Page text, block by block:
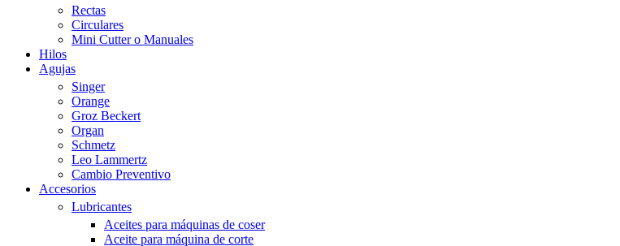
Rectas
Circulares
Mini Cutter o Manuales
Hilos
Agujas
Singer
Orange
Groz Beckert
Organ
Schmetz
Leo Lammertz
Cambio Preventivo
Accesorios
Lubricantes
Aceites para máquinas de coser
Aceite para máquina de corte